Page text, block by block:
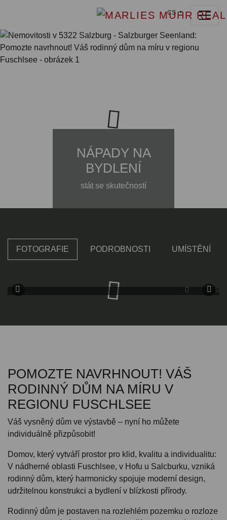
CS
NÁPADY NA
BYDLENÍ
stát se skutečností
FOTOGRAFIE PODROBNOSTI UMÍSTĚNÍ
POMOZTE NAVRHNOUT! VÁŠ
RODINNÝ DŮM NA MÍRU V
REGIONU FUSCHLSEE
Váš vysněný dům ve výstavbě – nyní ho můžete
individuálně přizpůsobit!
Domov, který vytváří prostor pro klid, kvalitu a individualitu:
V nádherné oblasti Fuschlsee, v Hofu u Salcburku, vzniká
rodinný dům, který harmonicky spojuje moderní design,
udržitelnou konstrukci a bydlení v blízkosti přírody.
Rodinný dům je postaven na rozlehlém pozemku o rozloze